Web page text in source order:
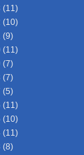
(11)
(10)
(9)
(11)
(7)
(7)
(5)
(11)
(10)
(11)
(8)